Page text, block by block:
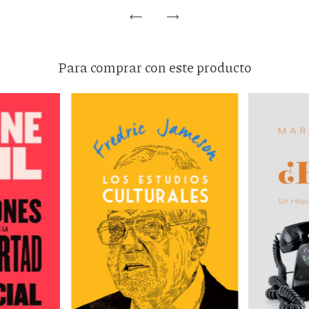
Para comprar con este producto